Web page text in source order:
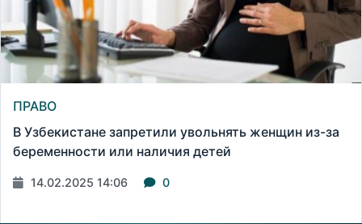
ПРАВО
В Узбекистане запретили увольнять женщин из-за
беременности или наличия детей
14.02.2025 14:06 0